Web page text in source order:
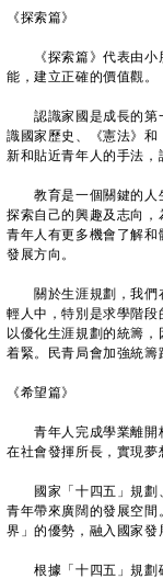
《探索篇》
《探索篇》代表由小
能，建立正確的價值觀。
認識家國是成長的第
識國家歷史、《憲法》
新和貼近青年人的手法，
教育是一個關鍵的人
探索自己的興趣及志向
青年人有更多機會了解
發展方向。
關於生涯規劃，我們
輕人中，特別是求學階
以優化生涯規劃的統籌
着緊。民青局會加強統籌
《希望篇》
青年人完成學業離開
在社會發揮所長，實現夢
國家「十四五」規劃
青年帶來廣闊的發展空
界」的優勢，融入國家發
根據「十四五」規劃